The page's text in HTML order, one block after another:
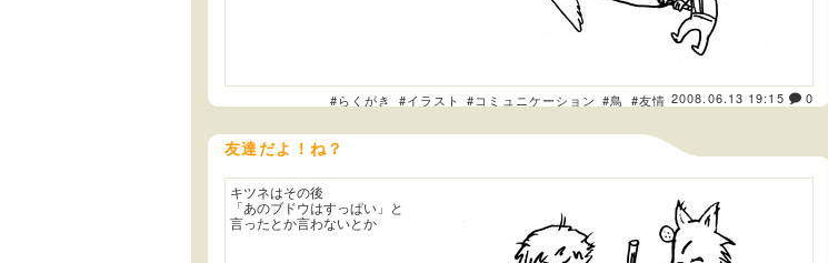
#らくがき #イラスト #コミュニケーション #鳥 #友情 2008.06.13 19:15 0
友達だよ！ね？
キツネはその後
「あのブドウはすっぱい」と
言ったとか言わないとか